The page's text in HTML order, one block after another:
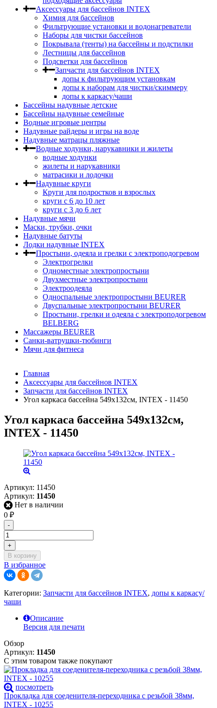
Аксессуары для бассейнов INTEX
Химия для бассейнов
Фильтрующие установки и водонагреватели
Наборы для чистки бассейнов
Покрывала (тенты) на бассейны и подстилки
Лестницы для бассейнов
Подсветки для бассейнов
Запчасти для бассейнов INTEX
допы к фильтрующим установкам
допы к наборам для чистки/скиммеру
допы к каркасу/чаши
Бассейны надувные детские
Бассейны надувные семейные
Водные игровые центры
Надувные райдеры и игры на воде
Надувные матрацы пляжные
Водные ходунки, нарукавники и жилеты
водные ходунки
жилеты и нарукавники
матрасики и лодочки
Надувные круги
Круги для подростков и взрослых
круги с 6 до 10 лет
круги c 3 до 6 лет
Надувные мячи
Маски, трубки, очки
Надувные батуты
Лодки надувные INTEX
Простыни, одеяла и грелки с электроподогревом
Электрогрелки
Одноместные электропростыни
Двухместные электропростыни
Электроодеяла
Односпальные электропростыни BEURER
Двуспальные электропростыни BEURER
Простыни, грелки и одеяла с электроподогревом
BELBERG
Массажеры BEURER
Санки-ватрушки-тюбинги
Мячи для фитнеса
Главная
Аксессуары для бассейнов INTEX
Запчасти для бассейнов INTEX
Угол каркаса бассейна 549х132см, INTEX - 11450
Угол каркаса бассейна 549х132см,
INTEX - 11450
Артикул: 11450
Артикул: 11450
Нет в наличии
0 ₽
-
+
В корзину
В избранное
Категории: Запчасти для бассейнов INTEX, допы к каркасу/
чаши
Описание
Версия для печати
Обзор
Артикул: 11450
С этим товаром также покупают
посмотреть
Прокладка для соеденителя-переходника с резьбой 38мм,
INTEX - 10255